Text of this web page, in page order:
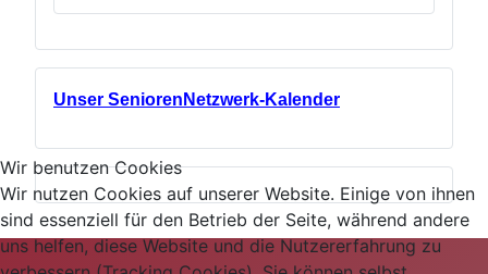
Unser SeniorenNetzwerk-Kalender
Wir benutzen Cookies
Wir nutzen Cookies auf unserer Website. Einige von ihnen
sind essenziell für den Betrieb der Seite, während andere
uns helfen, diese Website und die Nutzererfahrung zu